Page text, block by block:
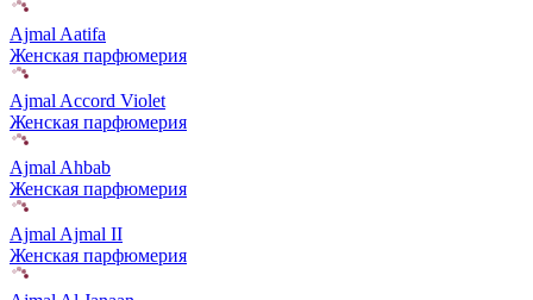
Ajmal Aatifa
Женская парфюмерия
Ajmal Accord Violet
Женская парфюмерия
Ajmal Ahbab
Женская парфюмерия
Ajmal Ajmal II
Женская парфюмерия